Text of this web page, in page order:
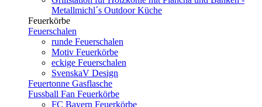
Metallmichl´s Outdoor Küche
Feuerkörbe
Feuerschalen
runde Feuerschalen
Motiv Feuerkörbe
eckige Feuerschalen
SvenskaV Design
Feuertonne Gasflasche
Fussball Fan Feuerkörbe
FC Bayern Feuerkörbe